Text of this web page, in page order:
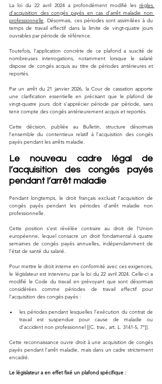
La loi du 22 avril 2024 a profondément modifié les règles
d’acquisition des congés payés en cas d’arrêt maladie non
professionnelle. Désormais, ces périodes sont assimilées à du
temps de travail effectif dans la limite de vingt-quatre jours
ouvrables par période de référence.
Toutefois, l’application concrète de ce plafond a suscité de
nombreuses interrogations, notamment lorsque le salarié
dispose de congés acquis au titre de périodes antérieures et
reportés.
Par un arrêt du 21 janvier 2026, la Cour de cassation apporte
une clarification essentielle en précisant que le plafond de
vingt-quatre jours doit s’apprécier période par période, sans
tenir compte des congés antérieurement acquis et reportés.
Cette décision, publiée au Bulletin, structure désormais
l’ensemble du contentieux relatif à l’acquisition des congés
payés pendant les arrêts maladie.
Le nouveau cadre légal de
l’acquisition des congés payés
pendant l’arrêt maladie
Pendant longtemps, le droit français excluait l’acquisition de
congés payés pendant les périodes d’arrêt maladie non
professionnelle.
Cette position s’est révélée contraire au droit de l’Union
européenne, lequel consacre un droit fondamental à quatre
semaines de congés payés annuelles, indépendamment de
l’état de santé du salarié.
Pour mettre le droit interne en conformité avec ces exigences,
le législateur est intervenu par la loi du 22 avril 2024. Celle-ci a
modifié le Code du travail en prévoyant que sont désormais
considérées comme périodes de travail effectif pour
l’acquisition des congés payés :
les périodes pendant lesquelles l’exécution du contrat de
travail est suspendue pour cause de maladie ou
d’accident non professionnel [[C. trav., art. L. 3141-5, 7°]].
Cette reconnaissance ouvre droit à une acquisition de congés
payés pendant l’arrêt maladie, mais dans un cadre strictement
encadré.
Le législateur a en effet fixé un plafond spécifique :